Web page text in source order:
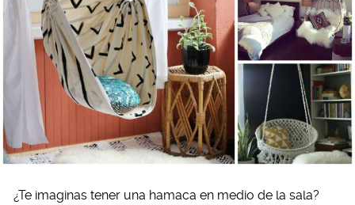
¿Te imaginas tener una hamaca en medio de la sala?